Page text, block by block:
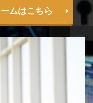
ムはこちら